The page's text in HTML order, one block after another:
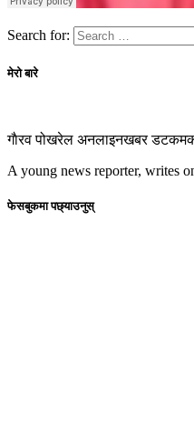
Search for:
मेरो बारे
गाैरव पोखरेल अनलाइनखबर डटकमका
A young news reporter, writes
फेसबुकमा पछ्याउनुस्